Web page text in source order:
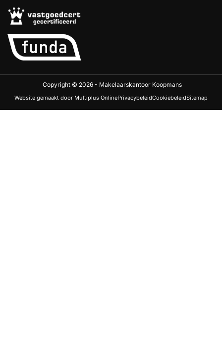
Copyright © 2026 - Makelaarskantoor Koopmans
Website gemaakt door Multiplus OnlinePrivacybeleidCookiebeleidSitemap